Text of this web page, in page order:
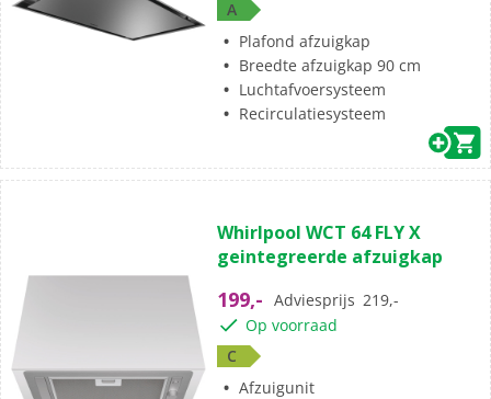
A
Plafond afzuigkap
Breedte afzuigkap 90 cm
Luchtafvoersysteem
Recirculatiesysteem
Whirlpool WCT 64 FLY X
geintegreerde afzuigkap
199,- Adviesprijs 219,-
Op voorraad
C
Afzuigunit